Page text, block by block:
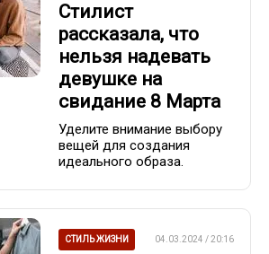
Стилист
рассказала, что
нельзя надевать
девушке на
свидание 8 Марта
Уделите внимание выбору
вещей для создания
идеального образа.
СТИЛЬ ЖИЗНИ 04.03.2024 / 20:16